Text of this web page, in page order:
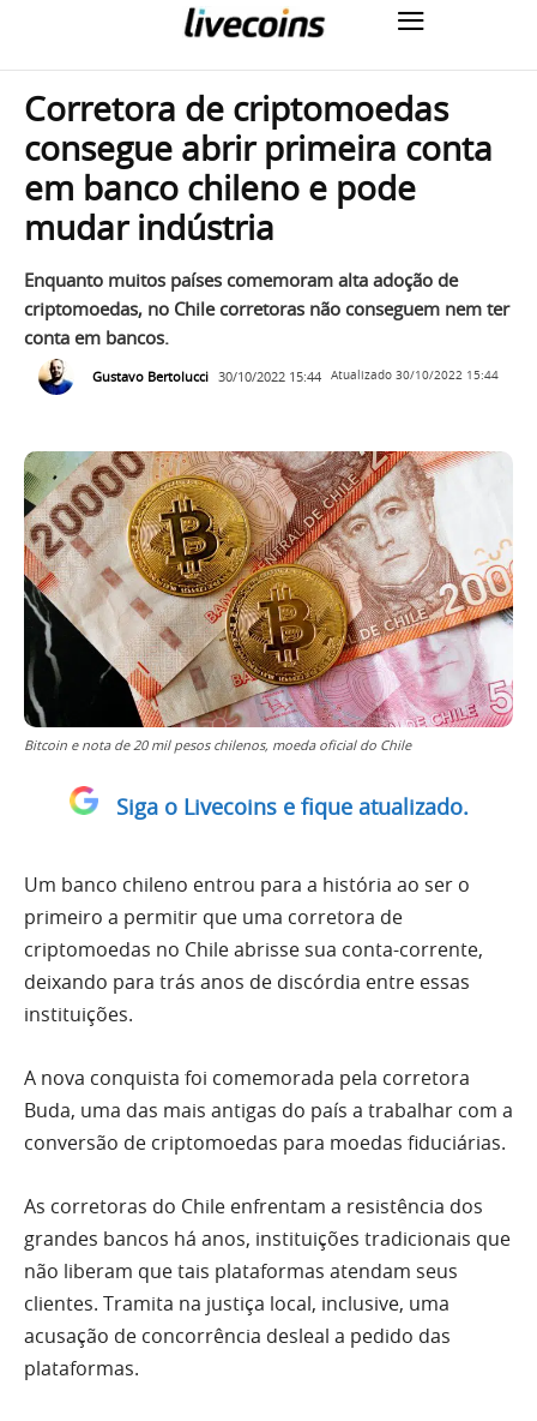
Corretora de criptomoedas
consegue abrir primeira conta
em banco chileno e pode
mudar indústria
Enquanto muitos países comemoram alta adoção de
criptomoedas, no Chile corretoras não conseguem nem ter
conta em bancos.
Gustavo Bertolucci 30/10/2022 15:44 Atualizado 30/10/2022 15:44
Bitcoin e nota de 20 mil pesos chilenos, moeda oficial do Chile
Siga o Livecoins e fique atualizado.
Um banco chileno entrou para a história ao ser o
primeiro a permitir que uma corretora de
criptomoedas no Chile abrisse sua conta-corrente,
deixando para trás anos de discórdia entre essas
instituições.
A nova conquista foi comemorada pela corretora
Buda, uma das mais antigas do país a trabalhar com a
conversão de criptomoedas para moedas fiduciárias.
As corretoras do Chile enfrentam a resistência dos
grandes bancos há anos, instituições tradicionais que
não liberam que tais plataformas atendam seus
clientes. Tramita na justiça local, inclusive, uma
acusação de concorrência desleal a pedido das
plataformas.